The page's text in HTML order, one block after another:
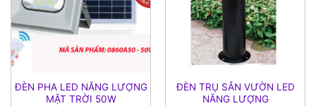
ĐÈN PHA LED NĂNG LƯỢNG
MẶT TRỜI 50W
ĐÈN TRỤ SÂN VƯỜN LED
NĂNG LƯỢNG